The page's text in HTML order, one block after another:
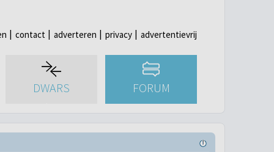
contact adverteren privacy advertentievrij
DWARS FORUM